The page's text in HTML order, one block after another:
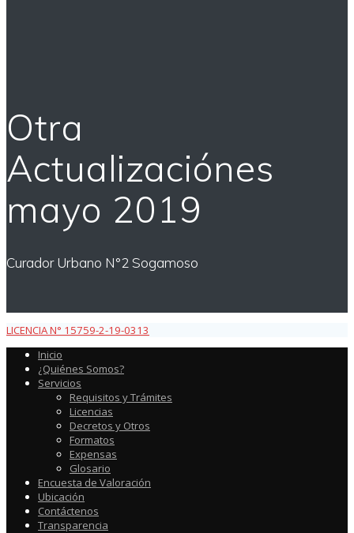
Otra
Actualizaciónes
mayo 2019
Curador Urbano N°2 Sogamoso
LICENCIA N° 15759-2-19-0313
Inicio
¿Quiénes Somos?
Servicios
Requisitos y Trámites
Licencias
Decretos y Otros
Formatos
Expensas
Glosario
Encuesta de Valoración
Ubicación
Contáctenos
Transparencia